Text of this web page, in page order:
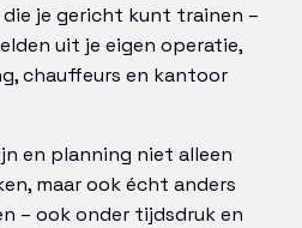
je gericht kunt trainen –
uit je eigen operatie,
chauffeurs en kantoor
en planning niet alleen
maar ook écht anders
– ook onder tijdsdruk en